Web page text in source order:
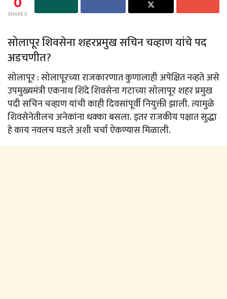
SHARES
सोलापूर शिवसेना शहरप्रमुख सचिन चव्हाण यांचे पद
अडचणीत?
सोलापूर : सोलापूरच्या राजकारणात कुणालाही अपेक्षित नव्हते असे
उपमुख्यमंत्री एकनाथ शिंदे शिवसेना गटाच्या सोलापूर शहर प्रमुख
पदी सचिन चव्हाण यांची काही दिवसांपूर्वी नियुक्ती झाली. त्यामुळे
शिवसेनेतीलच अनेकांना धक्का बसला. इतर राजकीय पक्षात सुद्धा
हे काय नवलच घडले अशी चर्चा ऐकण्यास मिळाली.